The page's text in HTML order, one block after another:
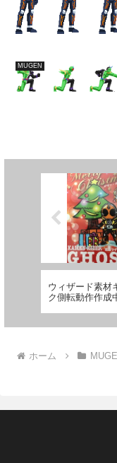
MUGEN
ウィザード素材
ク側転動作作成
ホーム